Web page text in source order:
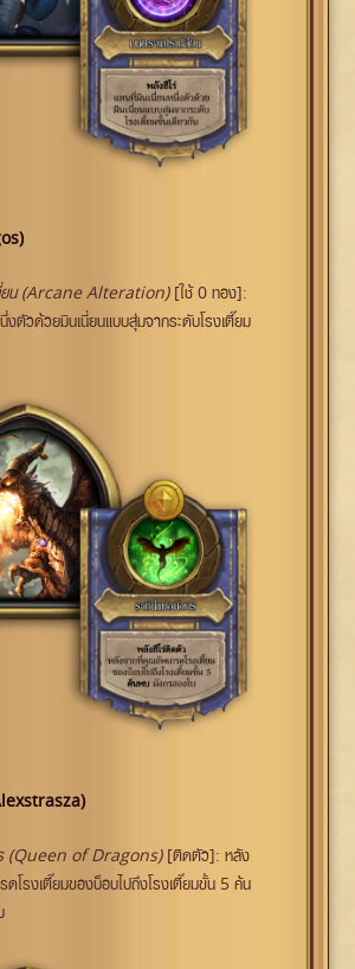
ยน (Arcane Alteration)[ใช้ 0 ทอง]:
งตัวด้วยมินเนี่ยนแบบสุ่มจากระดับโรงเตี๊ยม
ร (Queen of Dragons)[ติดตัว]: หลัง
โรงเตี๊ยมของบ็อบไปถึงโรงเตี๊ยมขั้น 5 ค้น